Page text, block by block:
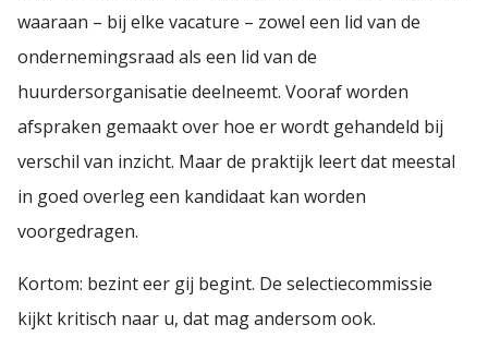
waaraan – bij elke vacature – zowel een lid van de
ondernemingsraad als een lid van de
huurdersorganisatie deelneemt. Vooraf worden
afspraken gemaakt over hoe er wordt gehandeld bij
verschil van inzicht. Maar de praktijk leert dat meestal
in goed overleg een kandidaat kan worden
voorgedragen.
Kortom: bezint eer gij begint. De selectiecommissie
kijkt kritisch naar u, dat mag andersom ook.